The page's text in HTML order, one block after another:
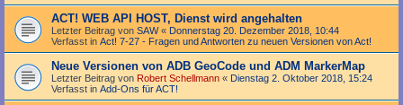
ACT! WEB API HOST, Dienst wird angehalten
Letzter Beitrag von SAW« Donnerstag 20. Dezember 2018, 10:44
Verfasst in Act! 7-27 - Fragen und Antworten zu neuen Versionen von Act!
Neue Versionen von ADB GeoCode und ADM MarkerMap
Letzter Beitrag von Robert Schellmann « Dienstag 2. Oktober 2018, 15:24
Verfasst in Add-Ons für ACT!